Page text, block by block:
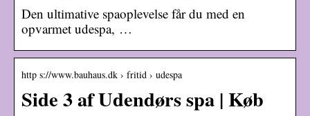
Den ultimative spaoplevelse får du med en
opvarmet udespa, …
http s://www.bauhaus.dk › fritid › udespa
Side 3 af Udendørs spa | Køb